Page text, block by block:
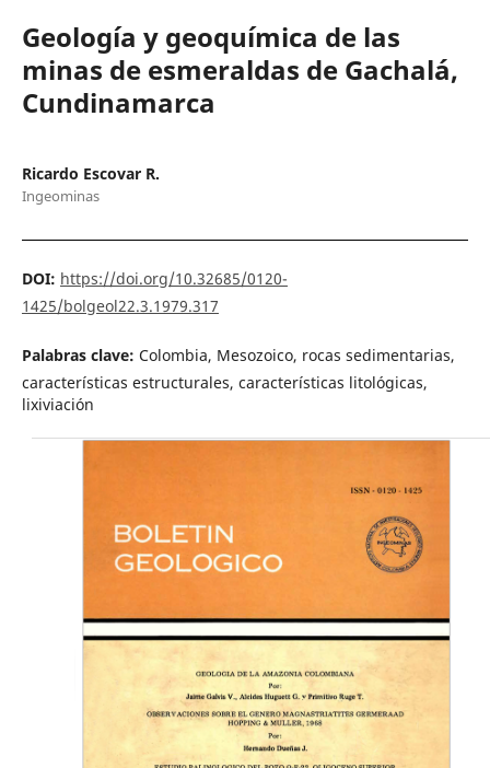
Geología y geoquímica de las
minas de esmeraldas de Gachalá,
Cundinamarca
Ricardo Escovar R.
Ingeominas
DOI: https://doi.org/10.32685/0120-
1425/bolgeol22.3.1979.317
Palabras clave: Colombia, Mesozoico, rocas sedimentarias,
características estructurales, características litológicas,
lixiviación